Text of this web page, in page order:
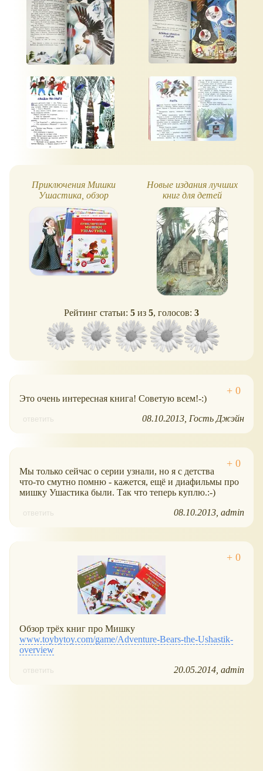
Приключения Мишки
Ушастика, обзор
Новые издания лучших
книг для детей
Рейтинг статьи: 5 из 5, голосов: 3
Это очень интересная книга! Советую всем!-:)
ответить 08.10.2013 Гость Джэйн
Мы только сейчас о серии узнали, но я с детства
что-то смутно помню - кажется, ещё и диафильмы про
мишку Ушастика были. Так что теперь куплю.:-)
ответить 08.10.2013 admin
Обзор трёх книг про Мишку
www.toybytoy.com/game/Adventure-Bears-the-Ushastik-
overview
ответить 20.05.2014 admin